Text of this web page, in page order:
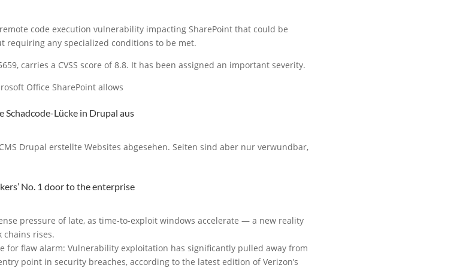
code execution vulnerability impacting SharePoint that could be
requiring any specialized conditions to be met.
carries a CVSS score of 8.8. It has been assigned an important severity.
Office SharePoint allows
Lücke in Drupal aus
Drupal erstellte Websites abgesehen. Seiten sind aber nur verwundbar,
No. 1 door to the enterprise
pressure of late, as time-to-exploit windows accelerate — a new reality
chains rises.
for flaw alarm: Vulnerability exploitation has significantly pulled away from
point in security breaches, according to the latest edition of Verizon’s